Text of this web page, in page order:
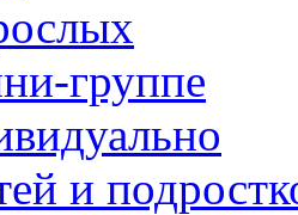
группе
и